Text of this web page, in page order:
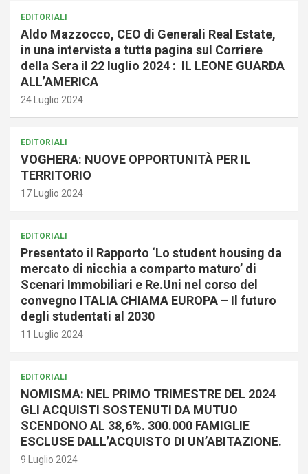
EDITORIALI
Aldo Mazzocco, CEO di Generali Real Estate,
in una intervista a tutta pagina sul Corriere
della Sera il 22 luglio 2024 : IL LEONE GUARDA
ALL’AMERICA
24 Luglio 2024
EDITORIALI
VOGHERA: NUOVE OPPORTUNITÀ PER IL
TERRITORIO
17 Luglio 2024
EDITORIALI
Presentato il Rapporto ‘Lo student housing da
mercato di nicchia a comparto maturo’ di
Scenari Immobiliari e Re.Uni nel corso del
convegno ITALIA CHIAMA EUROPA – Il futuro
degli studentati al 2030
11 Luglio 2024
EDITORIALI
NOMISMA: NEL PRIMO TRIMESTRE DEL 2024
GLI ACQUISTI SOSTENUTI DA MUTUO
SCENDONO AL 38,6%. 300.000 FAMIGLIE
ESCLUSE DALL’ACQUISTO DI UN’ABITAZIONE.
9 Luglio 2024